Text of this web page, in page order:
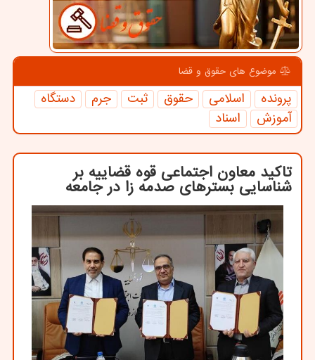
موضوع های حقوق و قضا
پرونده اسلامی حقوق ثبت جرم
دستگاه
آموزش
اسناد
تاکید معاون اجتماعی قوه قضاییه بر
شناسایی بسترهای صدمه زا در جامعه